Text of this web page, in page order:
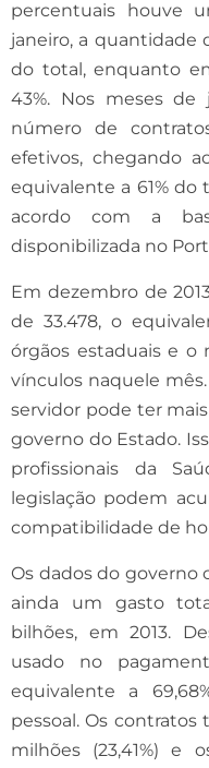
percentuais houve
janeiro, a quantidade
do total, enquanto
43%. Nos meses
número de
efetivos, chegando
equivalente a 61% do
acordo com a
disponibilizada no
Em dezembro de
de 33.478, o
órgãos estaduais e
vínculos naquele
servidor pode ter
governo do Estado.
profissionais da
legislação podem
compatibilidade de
Os dados do governo
ainda um gasto
bilhões, em 2013.
usado no
equivalente a
pessoal. Os contratos
milhões (23,41%) e